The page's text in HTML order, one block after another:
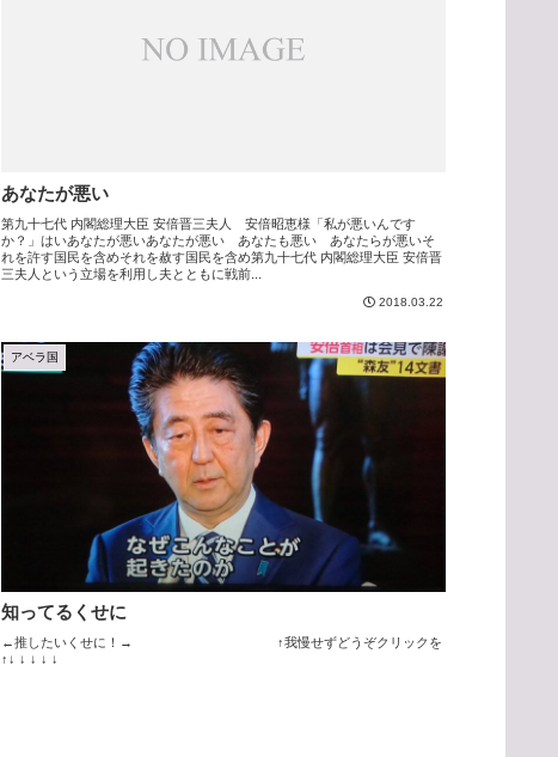
あなたが悪い
第九十七代 内閣総理大臣 安倍晋三夫人 安倍昭恵様「私が悪いんです
か？」はいあなたが悪いあなたが悪い あなたも悪い あなたらが悪いそ
れを許す国民を含めそれを赦す国民を含め第九十七代 内閣総理大臣 安倍晋
三夫人という立場を利用し夫とともに戦前...
2018.03.22
アベラ国
知ってるくせに
←推したいくせに！→ ↑我慢せずどうぞクリックを
↑↓ ↓ ↓ ↓ ↓